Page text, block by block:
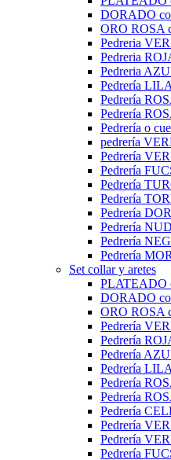
DORADO
ORO ROSA
Pedreria
Pedreria
Pedreria
Pedrería LILA
Pedrería
Pedrería
Pedrería o
pedrería
Pedrería
Pedrería
Pedrería
Pedrería
Pedrería
Pedrería
Pedrería
Pedrería
Set collar y aretes
PLATEADO
DORADO
ORO ROSA
Pedrería
Pedrería
Pedrería
Pedrería LILA
Pedrería
Pedrería
Pedrería
Pedrería
Pedrería
Pedrería